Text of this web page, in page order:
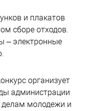
и плакатов
сборе отходов.
– электронные
организует
администрации
делам молодежи и